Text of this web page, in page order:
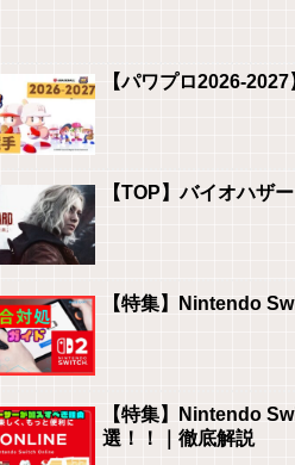
【パワプロ2026-
【TOP】バイオハザ
【特集】Nintendo
【特集】Nintendo
選！！｜徹底解説